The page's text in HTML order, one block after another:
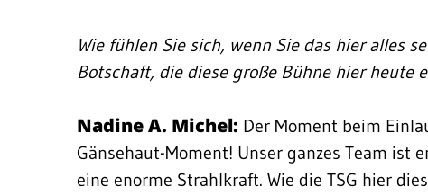
Wie fühlen Sie sich, wenn Sie das hier alles
Botschaft, die diese große Bühne hier heute
Nadine A. Michel: Der Moment beim
Gänsehaut-Moment! Unser ganzes Team ist
eine enorme Strahlkraft. Wie die TSG hier